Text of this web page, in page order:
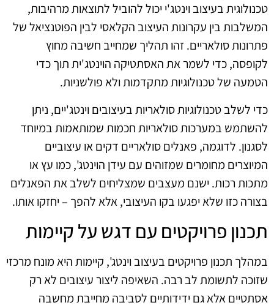
טכנולוגית בעיצוב וינטג'י יכול להוביל לתוצאות מרהיבות,
המשלבות בין עקרונות העיצוב הקלאסי לבין הפוטנציאל של
פתרונות סולאריים. זהו תהליך שמחייב חשיבה מחוץ
לקופסה, כדי לשמר את האסתטיקה הוינטג'ית תוך כדי
הטמעה של טכנולוגיות מתקדמות ולא פולשניות.
כדי לשלב טכנולוגיות סולאריות בעיצובים וינטג'יים, ניתן
להשתמש במערכות סולאריות חכמות שמותאמות במיוחד
לסגנון. לדוגמה, פאנלים סולאריים דקים או עיצוביים
המיוצרים מחומרים שמזוהים עם עידן הוינטג', כמו עץ או
מתכות רכות. ישנם מעצבים שמצליחים לשלב את הפאנלים
בצורה כזו שלא יפגעו בקו העיצובי, אלא להפך – יחזקו אותו.
תכנון פרויקטים עם דגש על קיימות
במהלך תכנון פרויקטים בעיצוב וינטג', קיימות היא מונח מרכזי
שזוכה לתשומת לב רבה. השאיפה ליצור עיצובים לא רק
אסתטיים אלא גם ידידותיים לסביבה מחייבת מחשבה